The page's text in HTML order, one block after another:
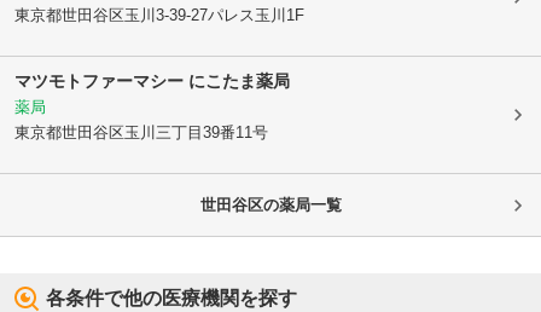
東京都世田谷区玉川3-39-27パレス玉川1F
マツモトファーマシー にこたま薬局
薬局
東京都世田谷区玉川三丁目39番11号
世田谷区の薬局一覧
各条件で他の医療機関を探す